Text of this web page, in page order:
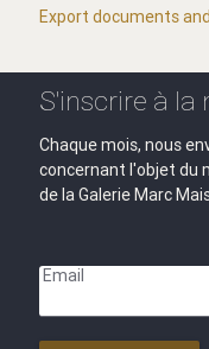
Export documents
S'inscrire à la
Chaque mois, nous
concernant l'objet du
de la Galerie Marc
Email